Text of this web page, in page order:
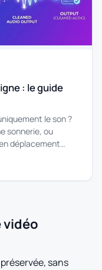
: le guide
le son ?
sonnerie, ou
déplacement…
vidéo
sans